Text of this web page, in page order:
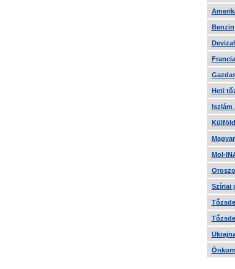
Benzin
Heti
Iszlám
Mol-
Szíriai